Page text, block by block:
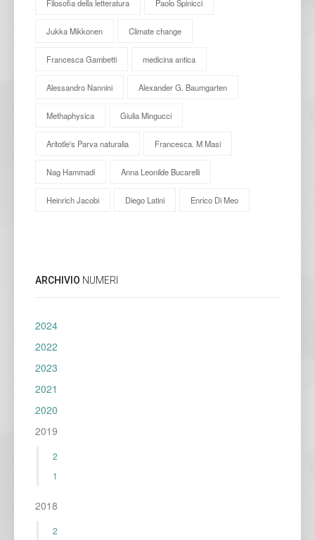
Filosofia della letteratura Paolo Spinicci
Jukka Mikkonen Climate change
Francesca Gambetti medicina antica
Alessandro Nannini Alexander G. Baumgarten
Methaphysica Giulia Mingucci
Aritotle's Parva naturalia Francesca. M Masi
Nag Hammadi Anna Leonilde Bucarelli
Heinrich Jacobi Diego Latini Enrico Di Meo
ARCHIVIO NUMERI
2024
2022
2023
2021
2020
2019
2
1
2018
2